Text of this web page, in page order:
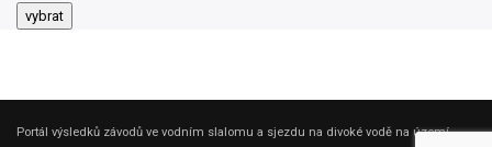
Portál výsledků závodů ve vodním slalomu a sjezdu na divoké vodě na území